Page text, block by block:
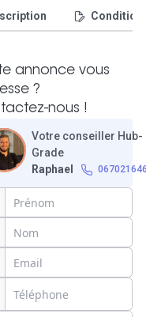
annonce vous
?
nous !
Votre conseiller Hub-
Grade
Raphael